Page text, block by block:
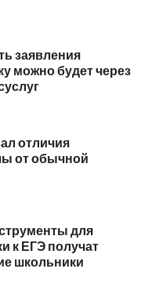
заявления
можно будет через
отличия
от обычной
для
к ЕГЭ получат
школьники